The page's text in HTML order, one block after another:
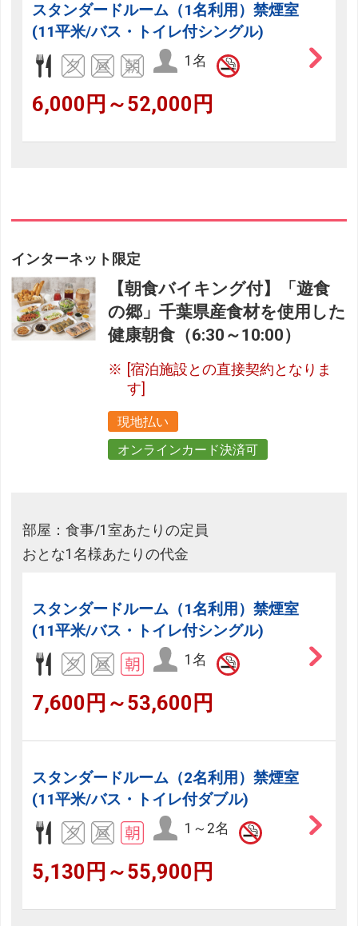
スタンダードルーム（1名利用）禁煙室
(11平米/バス・トイレ付シングル)
1名
6,000円～52,000円
インターネット限定
【朝食バイキング付】「遊食
の郷」千葉県産食材を使用した
健康朝食（6:30～10:00）
[宿泊施設との直接契約となりま
す]
現地払い
オンラインカード決済可
部屋：食事/1室あたりの定員
おとな1名様あたりの代金
スタンダードルーム（1名利用）禁煙室
(11平米/バス・トイレ付シングル)
1名
7,600円～53,600円
スタンダードルーム（2名利用）禁煙室
(11平米/バス・トイレ付ダブル)
1～2名
5,130円～55,900円